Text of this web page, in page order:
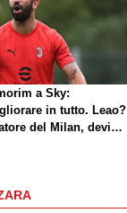
a Sky:
in tutto. Leao?
del Milan, devi